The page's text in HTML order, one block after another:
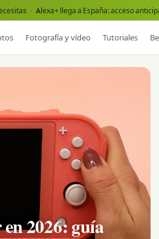
· Alexa+ llega a España: acceso
Fotografía y vídeo Tutoriales
2026: guía